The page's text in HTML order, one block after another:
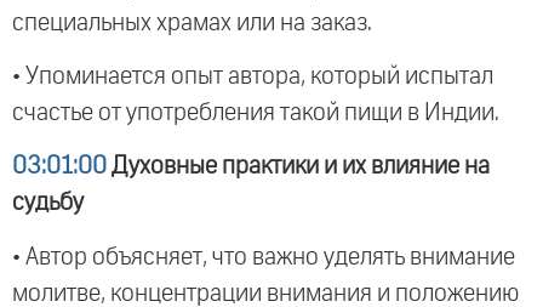
специальных храмах или на заказ.
• Упоминается опыт автора, который испытал
счастье от употребления такой пищи в Индии.
03:01:00 Духовные практики и их влияние на
судьбу
• Автор объясняет, что важно уделять внимание
молитве, концентрации внимания и положению